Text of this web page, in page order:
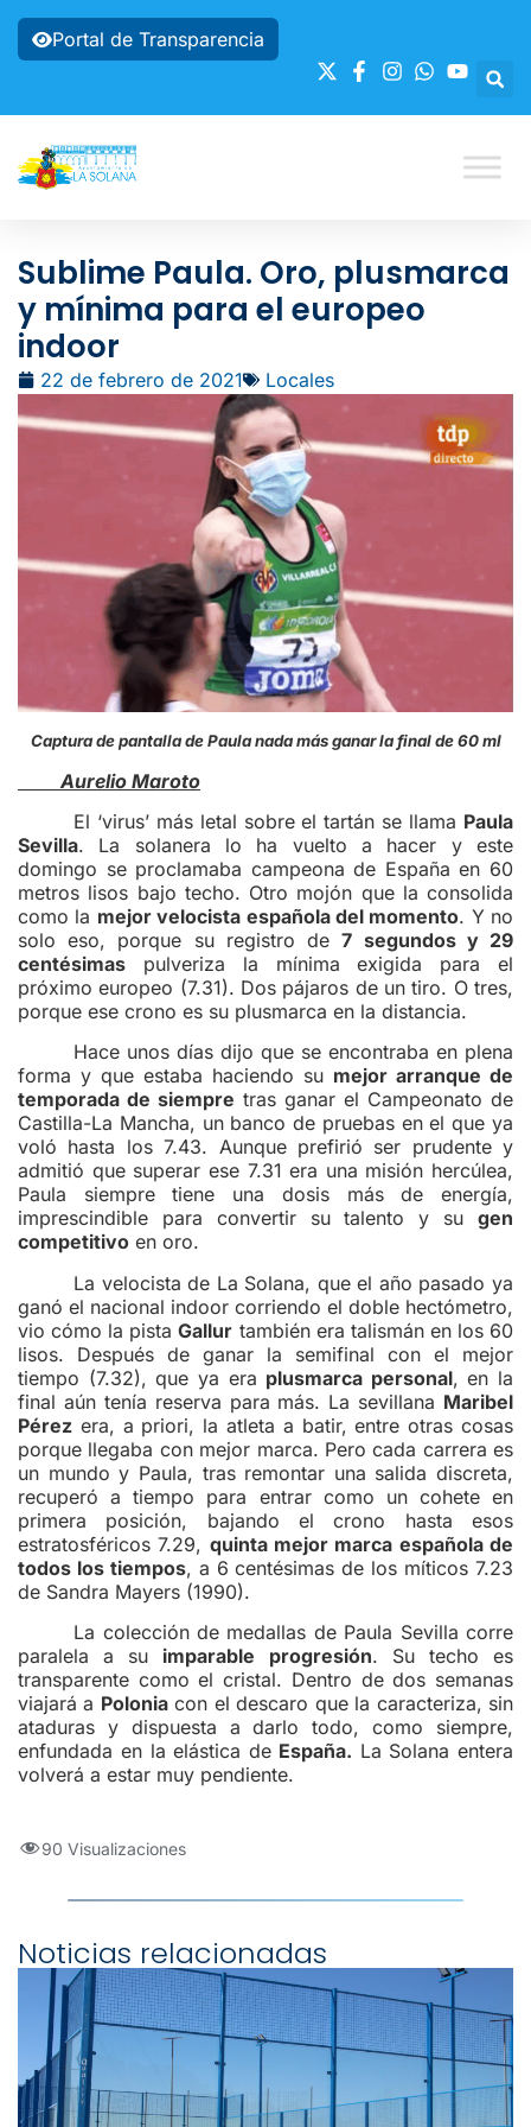
Portal de Transparencia
Sublime Paula. Oro, plusmarca
y mínima para el europeo
indoor
22 de febrero de 2021 Locales
Captura de pantalla de Paula nada más ganar la final de 60 ml
Aurelio Maroto
El ‘virus’ más letal sobre el tartán se llama Paula
Sevilla. La solanera lo ha vuelto a hacer y este
domingo se proclamaba campeona de España en 60
metros lisos bajo techo. Otro mojón que la consolida
como la mejor velocista española del momento. Y no
solo eso, porque su registro de7 segundos y 29
centésimas pulveriza la mínima exigida para el
próximo europeo (7.31). Dos pájaros de un tiro. O tres,
porque ese crono es su plusmarca en la distancia.
Hace unos días dijo que se encontraba en plena
forma y que estaba haciendo su mejor arranque de
temporada de siempre tras ganar el Campeonato de
Castilla-La Mancha, un banco de pruebas en el que ya
voló hasta los 7.43. Aunque prefirió ser prudente y
admitió que superar ese 7.31 era una misión hercúlea,
Paula siempre tiene una dosis más de energía,
imprescindible para convertir su talento y su gen
competitivo en oro.
La velocista de La Solana, que el año pasado ya
ganó el nacional indoor corriendo el doble hectómetro,
vio cómo la pistaGallur también era talismán en los 60
lisos. Después de ganar la semifinal con el mejor
tiempo (7.32), que ya era plusmarca personal, en la
final aún tenía reserva para más. La sevillana Maribel
Pérez era, a priori, la atleta a batir, entre otras cosas
porque llegaba con mejor marca. Pero cada carrera es
un mundo y Paula, tras remontar una salida discreta,
recuperó a tiempo para entrar como un cohete en
primera posición, bajando el crono hasta esos
estratosféricos 7.29, quinta mejor marca española de
todos los tiempos, a 6 centésimas de los míticos 7.23
de Sandra Mayers (1990).
La colección de medallas de Paula Sevilla corre
paralela a su imparable progresión. Su techo es
transparente como el cristal. Dentro de dos semanas
viajará a Poloniacon el descaro que la caracteriza, sin
ataduras y dispuesta a darlo todo, como siempre,
enfundada en la elástica de España. La Solana entera
volverá a estar muy pendiente.
90 Visualizaciones
Noticias relacionadas